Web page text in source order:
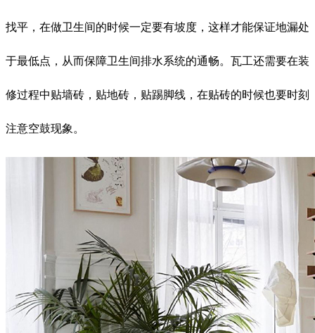
找平，在做卫生间的时候一定要有坡度，这样才能保证地漏处
于最低点，从而保障卫生间排水系统的通畅。瓦工还需要在装
修过程中贴墙砖，贴地砖，贴踢脚线，在贴砖的时候也要时刻
注意空鼓现象。